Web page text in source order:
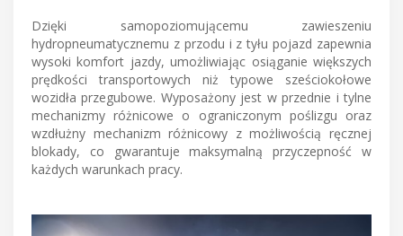
Dzięki samopoziomującemu zawieszeniu
hydropneumatycznemu z przodu i z tyłu pojazd zapewnia
wysoki komfort jazdy, umożliwiając osiąganie większych
prędkości transportowych niż typowe sześciokołowe
wozidła przegubowe. Wyposażony jest w przednie i tylne
mechanizmy różnicowe o ograniczonym poślizgu oraz
wzdłużny mechanizm różnicowy z możliwością ręcznej
blokady, co gwarantuje maksymalną przyczepność w
każdych warunkach pracy.